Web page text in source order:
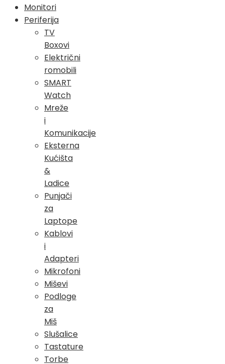
Monitori
Periferija
TV
Boxovi
Električni
romobili
SMART
Watch
Mreže
i
Komunikacije
Eksterna
Kućišta
&
Ladice
Punjači
za
Laptope
Kablovi
i
Adapteri
Mikrofoni
Miševi
Podloge
za
Miš
Slušalice
Tastature
Torbe